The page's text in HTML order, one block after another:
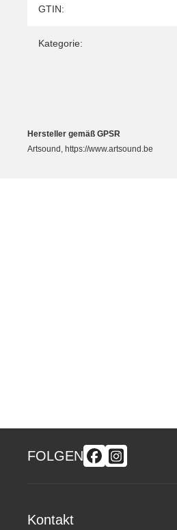
Produkteigenschaft
Wert
GTIN:
Kategorie:
Hersteller gemäß GPSR
Artsound, https://www.artsound.be
FOLGEN
Kontakt